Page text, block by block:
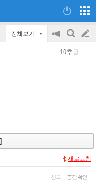
전체보기
공
지
on/off
검
색
글
쓰
10추글
새로고침
신고 | 공감 확인